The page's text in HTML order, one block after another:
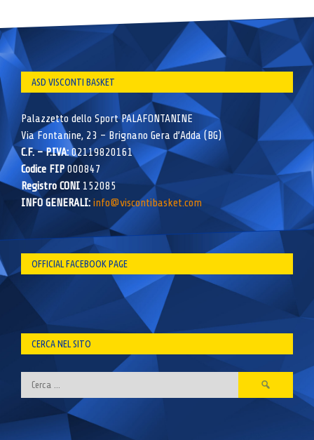
ASD VISCONTI BASKET
Palazzetto dello Sport PALAFONTANINE
Via Fontanine, 23 – Brignano Gera d’Adda (BG)
C.F. – P.IVA:02119820161
Codice FIP000847
Registro CONI 152085
INFO GENERALI: info@viscontibasket.com
OFFICIAL FACEBOOK PAGE
CERCA NEL SITO
Ricerca
per: